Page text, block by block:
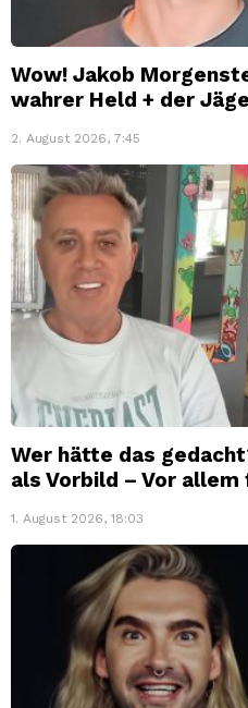
Wow! Jakob
wahrer Held + der
2. August 2026, 7:45
Wer hätte das
als Vorbild – Vor
1. August 2026, 18:03